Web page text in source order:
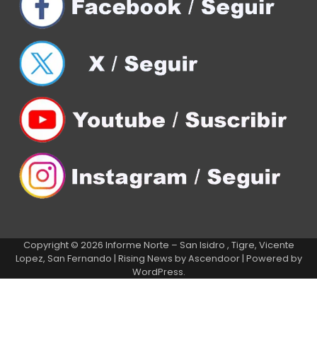
Copyright © 2026 Informe Norte – San Isidro , Tigre, Vicente
Lopez, San Fernando | Rising News byAscendoor| Powered by
WordPress.